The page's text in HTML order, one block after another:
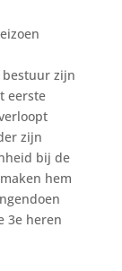
bestuur zijn
eerste
zijn
bij de
hem
3e heren